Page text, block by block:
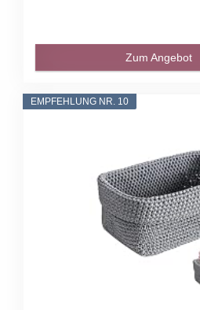
Zum Angebot
EMPFEHLUNG NR. 10